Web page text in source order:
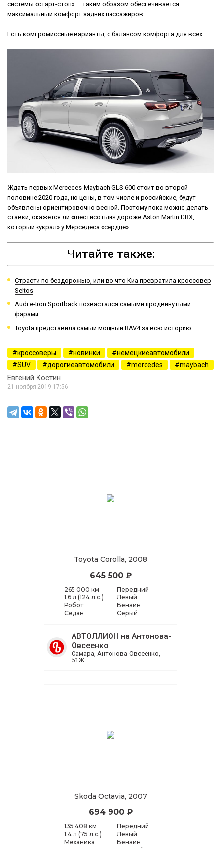
системы «старт-стоп» — таким образом обеспечивается
максимальный комфорт задних пассажиров.
Есть компромиссные варианты, с балансом комфорта для всех.
Ждать первых Mercedes-Maybach GLS 600 стоит во второй
половине 2020 года, но цены, в том числе и российские, будут
объявлены ориентировочно весной. Поэтому пока можно делать
ставки, окажется ли «шестисотый» дороже Aston Martin DBX,
который «украл» у Мерседеса «сердце».
Читайте также:
Страсти по бездорожью, или во что Киа превратила кроссовер
Seltos
Audi e-tron Sportback похвастался самыми продвинутыми
фарами
Toyota представила самый мощный RAV4 за всю историю
кроссоверы новинки
немецкиеавтомобили
SUV
дорогиеавтомобили mercedes maybach
Евгений Костин
21 ноября 2019 17:56
Toyota Corolla, 2008
645 500 ₽
265 000 км
1.6 л (124 л.с.)
Робот
Седан
Передний
Левый
Бензин
Серый
АВТОЛЛИОН на Антонова-
Овсеенко
Самара, Антонова-Овсеенко,
51Ж
Skoda Octavia, 2007
694 900 ₽
135 408 км
1.4 л (75 л.с.)
Механика
Передний
Левый
Бензин